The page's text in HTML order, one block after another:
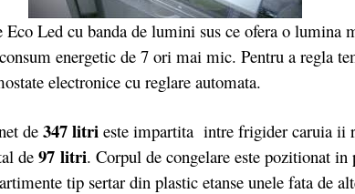
Led cu banda de lumini sus ce ofera o lumina
energetic de 7 ori mai mic. Pentru a regla
electronice cu reglare automata.
de347 litri este impartita intre frigider caruia ii
de 97 litri. Corpul de congelare este pozitionat in
tip sertar din plastic etanse unele fata de